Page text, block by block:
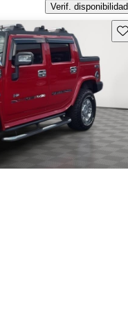
Verif. disponibilidad